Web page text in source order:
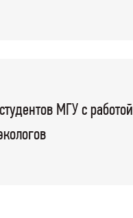
МГУ с работой